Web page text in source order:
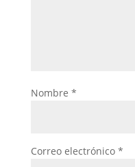
Nombre *
Correo electrónico *